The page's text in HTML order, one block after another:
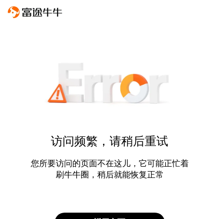
访问频繁，请稍后重试
您所要访问的页面不在这儿，它可能正忙着
刷牛牛圈，稍后就能恢复正常